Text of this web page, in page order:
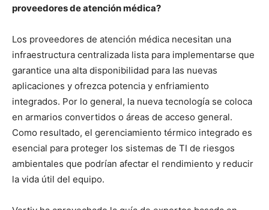
proveedores de atención médica?
Los proveedores de atención médica necesitan una
infraestructura centralizada lista para implementarse que
garantice una alta disponibilidad para las nuevas
aplicaciones y ofrezca potencia y enfriamiento
integrados. Por lo general, la nueva tecnología se coloca
en armarios convertidos o áreas de acceso general.
Como resultado, el gerenciamiento térmico integrado es
esencial para proteger los sistemas de TI de riesgos
ambientales que podrían afectar el rendimiento y reducir
la vida útil del equipo.